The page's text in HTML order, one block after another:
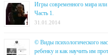
Игры современного мира
Часть 1.
31.01.2014
© Виды психологического
ребенку и как научить им